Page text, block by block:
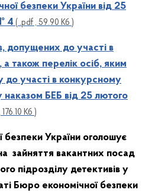
безпеки України від 25
4 ( .pdf , 59.90 Кб )
допущених до участі в
також перелік осіб, яким
до участі в конкурсному
наказом БЕБ від 25 лютого
Кб )
безпеки України оголошує
зайняття вакантних посад
підрозділу детективів у
Бюро економічної безпеки